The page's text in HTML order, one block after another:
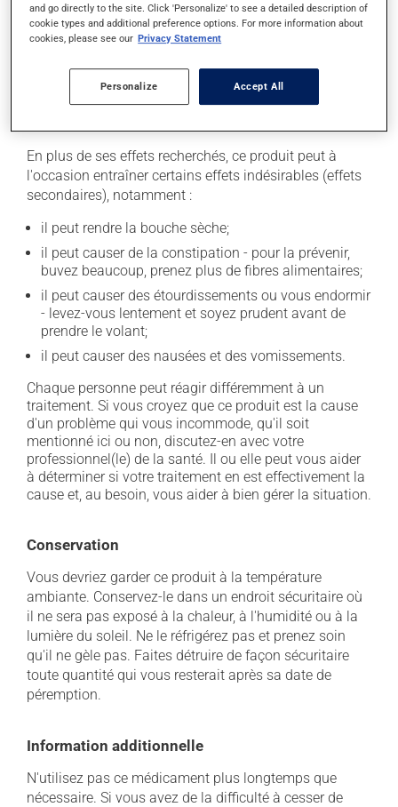
La prise d'alcool peut augmenter l'effet de ce produit. Il
est donc recommandé d'éviter de prendre de l'alcool ou
utilisez ce médicament.
En plus de ses effets recherchés, ce produit peut à
l'occasion entraîner certains effets indésirables (effets
secondaires), notamment :
il peut rendre la bouche sèche;
il peut causer de la constipation - pour la prévenir,
buvez beaucoup, prenez plus de fibres alimentaires;
il peut causer des étourdissements ou vous endormir
- levez-vous lentement et soyez prudent avant de
prendre le volant;
il peut causer des nausées et des vomissements.
Chaque personne peut réagir différemment à un
traitement. Si vous croyez que ce produit est la cause
d'un problème qui vous incommode, qu'il soit
mentionné ici ou non, discutez-en avec votre
professionnel(le) de la santé. Il ou elle peut vous aider
à déterminer si votre traitement en est effectivement la
cause et, au besoin, vous aider à bien gérer la situation.
Conservation
Vous devriez garder ce produit à la température
ambiante. Conservez-le dans un endroit sécuritaire où
il ne sera pas exposé à la chaleur, à l'humidité ou à la
lumière du soleil. Ne le réfrigérez pas et prenez soin
qu'il ne gèle pas. Faites détruire de façon sécuritaire
toute quantité qui vous resterait après sa date de
péremption.
Information additionnelle
N'utilisez pas ce médicament plus longtemps que
nécessaire. Si vous avez de la difficulté à cesser de
and go directly to the site. Click 'Personalize' to see a detailed description of
cookie types and additional preference options. For more information about
cookies, please see our Privacy Statement
Personalize Accept All